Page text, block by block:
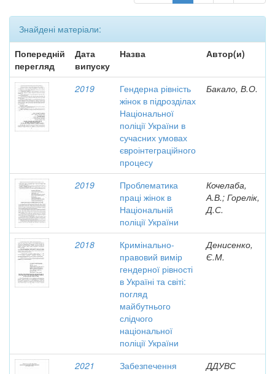
Знайдені матеріали:
Попередній
перегляд
Дата
випуску
Назва Автор(и)
2019
Гендерна рівність
жінок в підрозділах
Національної
поліції України в
сучасних умовах
євроінтеграційного
процесу
Бакало, В.О.
2019
Проблематика
праці жінок в
Національній
поліції України
Кочелаба,
А.В.; Горелік,
Д.С.
2018
Кримінально-
правовий вимір
гендерної рівності
в Україні та світі:
погляд
майбутнього
слідчого
національної
поліції України
Денисенко,
Є.М.
2021
Забезпечення
ДДУВС